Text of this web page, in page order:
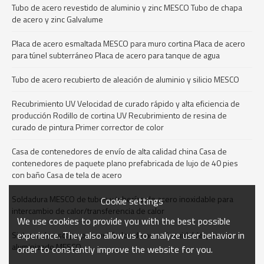
Tubo de acero revestido de aluminio y zinc MESCO Tubo de chapa
de acero y zinc Galvalume
Placa de acero esmaltada MESCO para muro cortina Placa de acero
para túnel subterráneo Placa de acero para tanque de agua
Tubo de acero recubierto de aleación de aluminio y silicio MESCO
Recubrimiento UV Velocidad de curado rápido y alta eficiencia de
producción Rodillo de cortina UV Recubrimiento de resina de
curado de pintura Primer corrector de color
Casa de contenedores de envío de alta calidad china Casa de
contenedores de paquete plano prefabricada de lujo de 40 pies
con baño Casa de tela de acero
Soldadura MESCO de tubos y tuberías de acero inoxidable para
intercambio de calor/transferencia de calor
Sistema de escape para vehículos de acero inoxidable y acero
aluminizado MESCO
Cookie settings
We use cookies to provide you with the best possible
experience. They also allow us to analyze user behavior in
order to constantly improve the website for you.